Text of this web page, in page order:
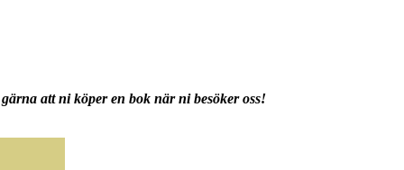
att ni köper en bok när ni besöker oss!